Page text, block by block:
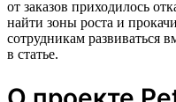
от заказов приходилось
найти зоны роста и
сотрудникам развиваться
в статье.